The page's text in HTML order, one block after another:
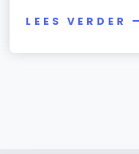
LEES VERDER